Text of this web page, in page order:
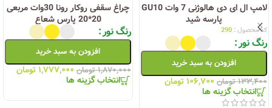
لامپ ال ای دی هالوژنی 7 وات GU10
پارسه شید
کد محصول : 290
رنگ نور
افزودن به سبد خرید
۱۳۳,۴۰۰ تومان ۱۰۶,۷۰۰ تومان
انتخاب گزینه ها
چراغ سقفی روکار رونا 30وات مربعی
20*20 پارس شعاع
رنگ نور
افزودن به سبد خرید
۱,۸۷۰,۰۰۰ تومان ۱,۷۷۷,۰۰۰ تومان
انتخاب گزینه ها